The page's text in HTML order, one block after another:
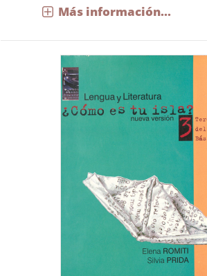
Más información...